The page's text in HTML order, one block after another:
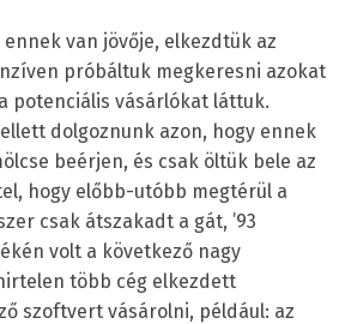
van jövője, elkezdtük az
próbáltuk megkeresni azokat
potenciális vásárlókat láttuk.
dolgoznunk azon, hogy ennek
beérjen, és csak öltük bele az
hogy előbb-utóbb megtérül a
csak átszakadt a gát, ’93
volt a következő nagy
több cég elkezdett
szoftvert vásárolni, például: az